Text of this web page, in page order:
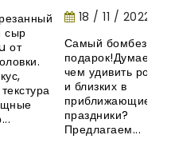
сыр
от
маршмеллоу -
необычная
новинка из
18 / 11 / 2022
Самый бомбезный
подарок!Думаете,
чем удивить
и близких в
приближающиеся
праздники?
Предлагаем...